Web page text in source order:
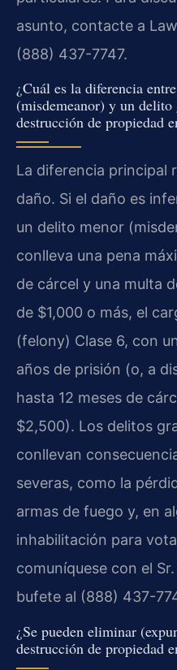
asunto, contacte a
(888) 437-7747.
¿Cuál es la diferencia
(misdemeanor) y un
destrucción de propiedad
La diferencia principal
daño. Si el daño es
un delito menor
conlleva una pena
de cárcel y una multa
de $1,000 o más, el
(felony) Clase 6, con
años de prisión (o, a
hasta 12 meses de
$2,500). Los delitos
conllevan
severas, como la
armas de fuego y, en
inhabilitación para
comuníquese con el
bufete al (888) 437-
¿Se pueden eliminar
destrucción de propiedad